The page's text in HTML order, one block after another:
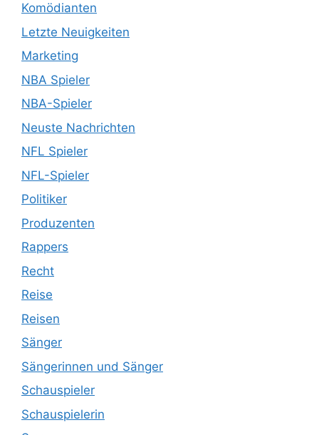
Komödianten
Letzte Neuigkeiten
Marketing
NBA Spieler
NBA-Spieler
Neuste Nachrichten
NFL Spieler
NFL-Spieler
Politiker
Produzenten
Rappers
Recht
Reise
Reisen
Sänger
Sängerinnen und Sänger
Schauspieler
Schauspielerin